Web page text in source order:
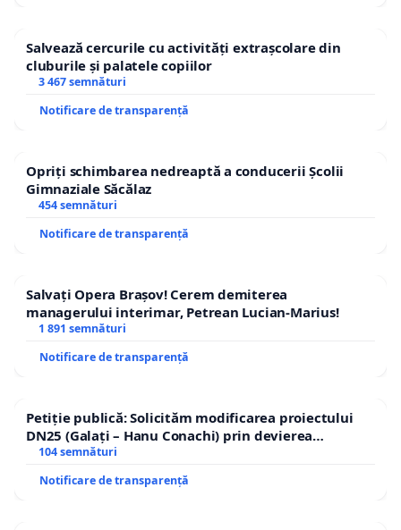
Salvează cercurile cu activități extrașcolare din
cluburile și palatele copiilor
3 467 semnături
Notificare de transparență
Opriți schimbarea nedreaptă a conducerii Școlii
Gimnaziale Săcălaz
454 semnături
Notificare de transparență
Salvați Opera Brașov! Cerem demiterea
managerului interimar, Petrean Lucian-Marius!
1 891 semnături
Notificare de transparență
Petiție publică: Solicităm modificarea proiectului
DN25 (Galați – Hanu Conachi) prin devierea
traseului în afara localităților!
104 semnături
Notificare de transparență